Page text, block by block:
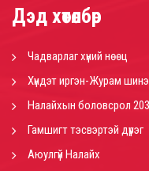
Дэд хөтөлбөр
Чадварлаг хүний нөөц
Хүндэт иргэн-Журам
Налайхын боловсрол
Гамшигт тэсвэртэй дүүрэг
Аюулгүй Налайх